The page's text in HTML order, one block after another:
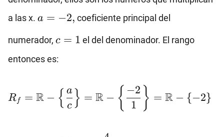
a las x. a=-2,
a = −2, coeficiente principal del
numerador, c=1
c = 1 el del denominador. El rango
entonces es:
R_f=\mathbb{R}-\left\
{\dfrac{a}
{c}\right\}=\mathbb{R}-
R f = R − { c
a } = R − { 1
−2 } = R − {−2}